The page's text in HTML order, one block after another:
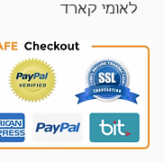
לאומי קארד